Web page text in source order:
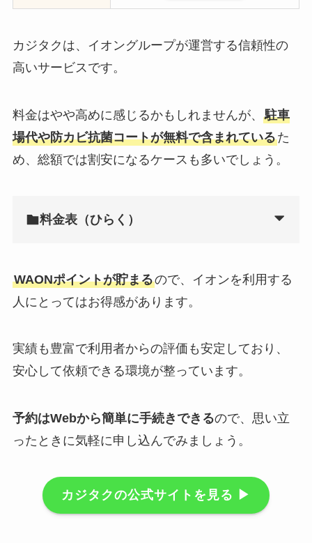
カジタクは、イオングループが運営する信頼性の
高いサービスです。
料金はやや高めに感じるかもしれませんが、 駐車
場代や防カビ抗菌コートが無料で含まれているた
め、総額では割安になるケースも多いでしょう。
料金表（ひらく）
WAONポイントが貯まるので、イオンを利用する
人にとってはお得感があります。
実績も豊富で利用者からの評価も安定しており、
安心して依頼できる環境が整っています。
予約はWebから簡単に手続きできるので、思い立
ったときに気軽に申し込んでみましょう。
カジタクの公式サイトを見る ▶︎